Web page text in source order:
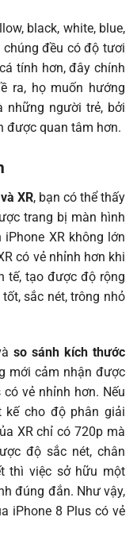
black, white, blue,
chúng đều có độ tươi
tính hơn, đây chính
ra, họ muốn hướng
những người trẻ, bởi
được quan tâm hơn.
XR, bạn có thể thấy
trang bị màn hình
XR không lớn
có vẻ nhỉnh hơn khi
tế, tạo được độ rộng
sắc nét, trông nhỏ
so sánh kích thước
mới cảm nhận được
vẻ nhỉnh hơn. Nếu
kế cho độ phân giải
XR chỉ có 720p mà
độ sắc nét, chân
thì việc sở hữu một
đúng đắn. Như vậy,
iPhone 8 Plus có vẻ